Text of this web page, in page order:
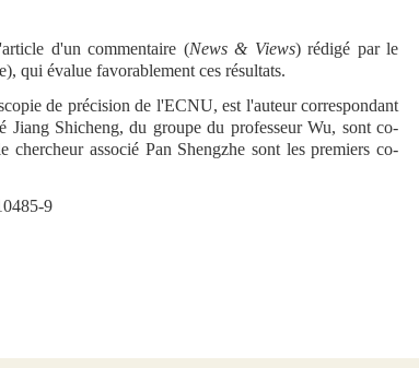
d'un commentaire (News & Views) rédigé par le
qui évalue favorablement ces résultats.
de précision de l'ECNU, est l'auteur correspondant
Shicheng, du groupe du professeur Wu, sont co-
associé Pan Shengzhe sont les premiers co-
9